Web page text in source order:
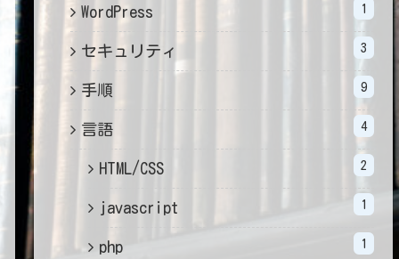
WordPress 1
セキュリティ 3
手順 9
言語 4
HTML/CSS 2
javascript 1
php 1